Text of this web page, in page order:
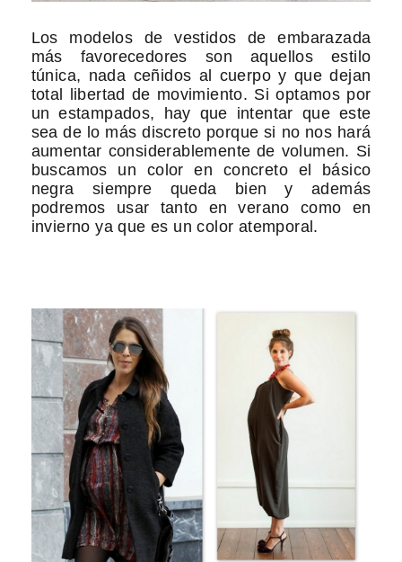
Los modelos de vestidos de embarazada
más favorecedores son aquellos estilo
túnica, nada ceñidos al cuerpo y que dejan
total libertad de movimiento. Si optamos por
un estampados, hay que intentar que este
sea de lo más discreto porque si no nos hará
aumentar considerablemente de volumen. Si
buscamos un color en concreto el básico
negra siempre queda bien y además
podremos usar tanto en verano como en
invierno ya que es un color atemporal.